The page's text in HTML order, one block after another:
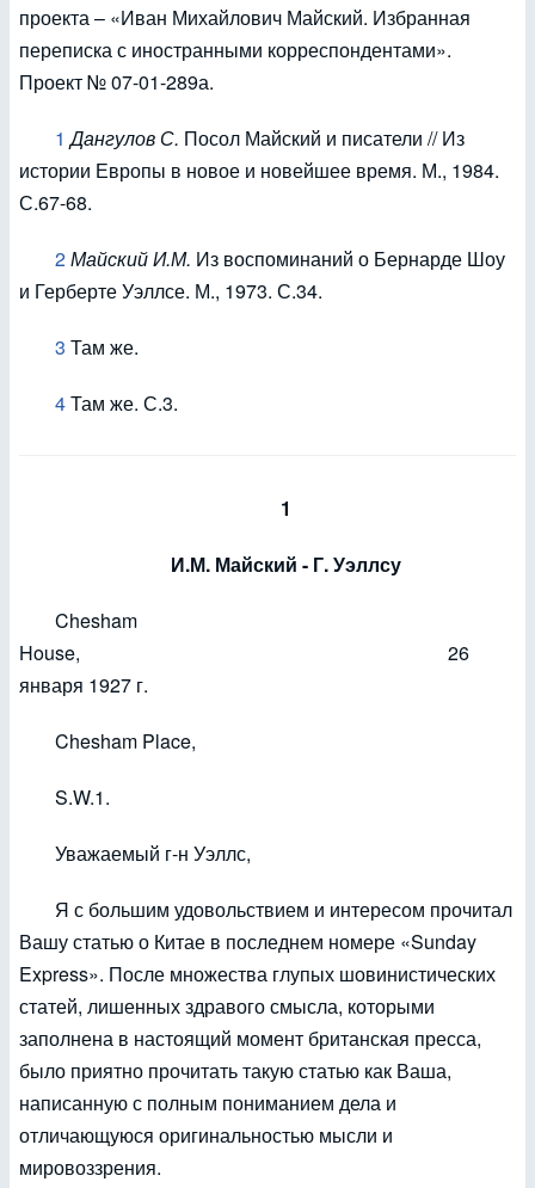
проекта – «Иван Михайлович Майский. Избранная
переписка с иностранными корреспондентами».
Проект № 07-01-289а.
1Дангулов С. Посол Майский и писатели // Из
истории Европы в новое и новейшее время. М., 1984.
С.67-68.
2Майский И.М. Из воспоминаний о Бернарде Шоу
и Герберте Уэллсе. М., 1973. С.34.
3 Там же.
4Там же. С.3.
1
И.М. Майский - Г. Уэллсу
Chesham
House, 26
января 1927 г.
Chesham Place,
S.W.1.
Уважаемый г-н Уэллс,
Я с большим удовольствием и интересом прочитал
Вашу статью о Китае в последнем номере «Sunday
Express». После множества глупых шовинистических
статей, лишенных здравого смысла, которыми
заполнена в настоящий момент британская пресса,
было приятно прочитать такую статью как Ваша,
написанную с полным пониманием дела и
отличающуюся оригинальностью мысли и
мировоззрения.